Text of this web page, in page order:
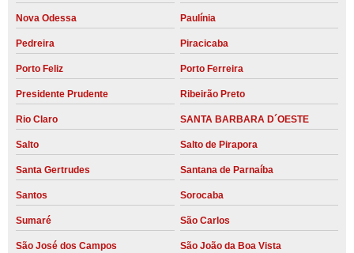
Nova Odessa Paulínia
Pedreira Piracicaba
Porto Feliz Porto Ferreira
Presidente Prudente Ribeirão Preto
Rio Claro SANTA BARBARA D´OESTE
Salto Salto de Pirapora
Santa Gertrudes Santana de Parnaíba
Santos Sorocaba
Sumaré São Carlos
São José dos Campos São João da Boa Vista